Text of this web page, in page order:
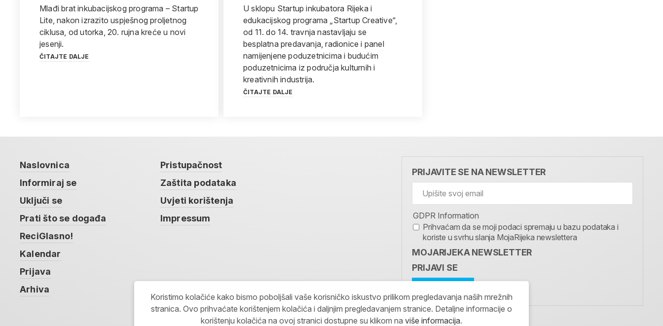
Mlađi brat inkubacijskog programa – Startup
Lite, nakon izrazito uspješnog proljetnog
ciklusa, od utorka, 20. rujna kreće u novi
jesenji.
ČITAJTE DALJE
U sklopu Startup inkubatora Rijeka i
edukacijskog programa „Startup Creative“,
od 11. do 14. travnja nastavljaju se
besplatna predavanja, radionice i panel
namijenjene poduzetnicima i budućim
poduzetnicima iz područja kulturnih i
kreativnih industrija.
ČITAJTE DALJE
Naslovnica
Informiraj se
Uključi se
Prati što se događa
ReciGlasno!
Kalendar
Prijava
Arhiva
Pristupačnost
Zaštita podataka
Uvjeti korištenja
Impressum
PRIJAVITE SE NA NEWSLETTER
GDPR Information
Prihvaćam da se moji podaci spremaju u bazu podataka i
koriste u svrhu slanja MojaRijeka newslettera
MOJARIJEKA NEWSLETTER
PRIJAVI SE
Koristimo kolačiće kako bismo poboljšali vaše korisničko iskustvo prilikom pregledavanja naših mrežnih
stranica. Ovo prihvaćate korištenjem kolačića i daljnjim pregledavanjem stranice. Detaljne informacije o
korištenju kolačića na ovoj stranici dostupne su klikom na više informacija.